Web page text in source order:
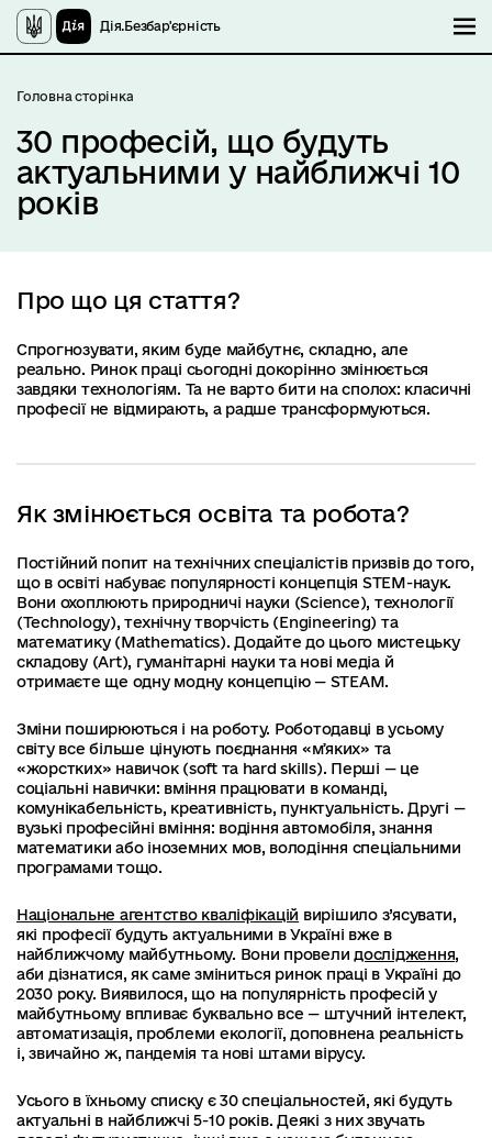
Дія.Безбар'єрність
Головна сторінка
30 професій, що будуть
актуальними у найближчі 10
років
Про що ця стаття?
Спрогнозувати, яким буде майбутнє, складно, але
реально. Ринок праці сьогодні докорінно змінюється
завдяки технологіям. Та не варто бити на сполох: класичні
професії не відмирають, а радше трансформуються.
Як змінюється освіта та робота?
Постійний попит на технічних спеціалістів призвів до того,
що в освіті набуває популярності концепція STEM-наук.
Вони охоплюють природничі науки (Science), технології
(Technology), технічну творчість (Engineering) та
математику (Mathematics). Додайте до цього мистецьку
складову (Art), гуманітарні науки та нові медіа й
отримаєте ще одну модну концепцію — STEAM.
Зміни поширюються і на роботу. Роботодавці в усьому
світу все більше цінують поєднання «мʼяких» та
«жорстких» навичок (soft та hard skills). Перші — це
соціальні навички: вміння працювати в команді,
комунікабельність, креативність, пунктуальність. Другі —
вузькі професійні вміння: водіння автомобіля, знання
математики або іноземних мов, володіння спеціальними
програмами тощо.
Національне агентство кваліфікацій вирішило з’ясувати,
які професії будуть актуальними в Україні вже в
найближчому майбутньому. Вони провелидослідження,
аби дізнатися, як саме зміниться ринок праці в Україні до
2030 року. Виявилося, що на популярність професій у
майбутньому впливає буквально все — штучний інтелект,
автоматизація, проблеми екології, доповнена реальність
і, звичайно ж, пандемія та нові штами вірусу.
Усього в їхньому списку є 30 спеціальностей, які будуть
актуальні в найближчі 5-10 років. Деякі з них звучать